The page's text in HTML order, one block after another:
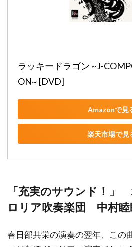
ラッキードラゴン ~J-
ON~ [DVD]
Amazonで見
楽天市場で見
「充実のサウンド！
ロリア吹奏楽団 中村
春日部共栄の演奏の翌年、この